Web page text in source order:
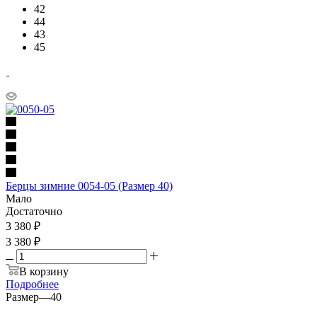
42
44
43
45
Берцы зимние 0054-05 (Размер 40)
Мало
Достаточно
3 380 ₽
3 380 ₽
В корзину
Подробнее
Размер—40